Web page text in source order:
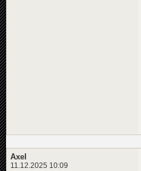
Axel
11.12.2025 10:09